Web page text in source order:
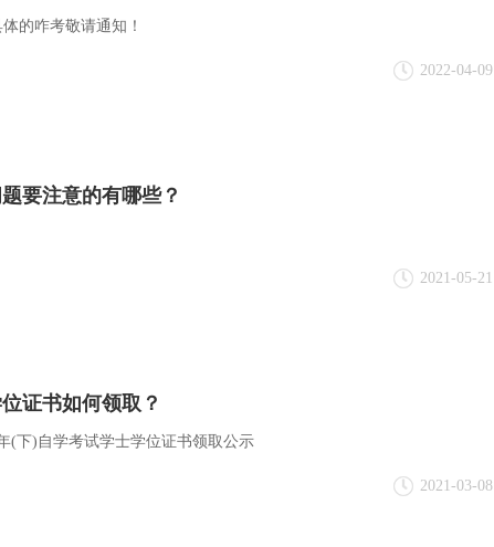
的咋考敬请通知！
2022-04-09
要注意的有哪些？
2021-05-21
证书如何领取？
(下)自学考试学士学位证书领取公示
2021-03-08